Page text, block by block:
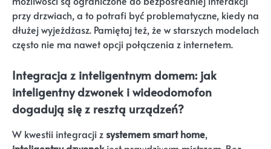
przy drzwiach, a to potrafi być problematyczne, kiedy na
dłużej wyjeżdżasz. Pamiętaj też, że w starszych modelach
często nie ma nawet opcji połączenia z internetem.
Integracja z inteligentnym domem: jak
inteligentny dzwonek i wideodomofon
dogadują się z resztą urządzeń?
W kwestii integracji z systemem smart home,